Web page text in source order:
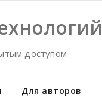
доступом
Для авторов